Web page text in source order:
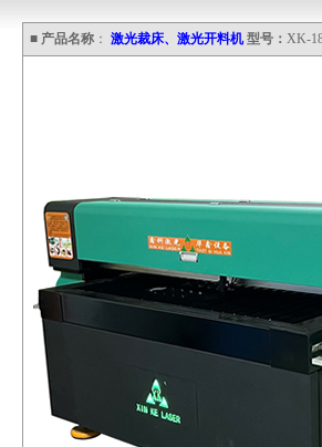
■ 产品名称 ： 激光裁床、激光开料机 型号： XK-